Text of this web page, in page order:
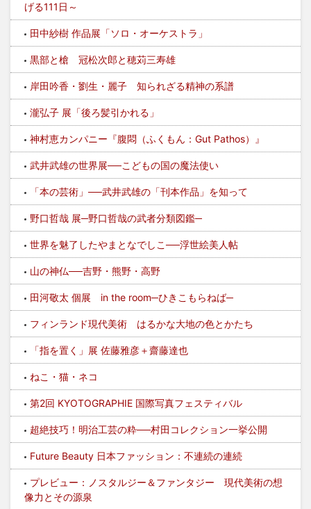
げる111日～
田中紗樹 作品展「ソロ・オーケストラ」
黒部と槍 冠松次郎と穂苅三寿雄
岸田吟香・劉生・麗子 知られざる精神の系譜
瀧弘子 展「後ろ髪引かれる」
神村恵カンパニー『腹悶（ふくもん：Gut Pathos）』
武井武雄の世界展──こどもの国の魔法使い
「本の芸術」──武井武雄の「刊本作品」を知って
野口哲哉 展─野口哲哉の武者分類図鑑─
世界を魅了したやまとなでしこ──浮世絵美人帖
山の神仏──吉野・熊野・高野
田河敬太 個展 in the room─ひきこもらねば─
フィンランド現代美術 はるかな大地の色とかたち
「指を置く」展 佐藤雅彦＋齋藤達也
ねこ・猫・ネコ
第2回 KYOTOGRAPHIE 国際写真フェスティバル
超絶技巧！明治工芸の粋──村田コレクション一挙公開
Future Beauty 日本ファッション：不連続の連続
プレビュー：ノスタルジー＆ファンタジー 現代美術の想
像力とその源泉